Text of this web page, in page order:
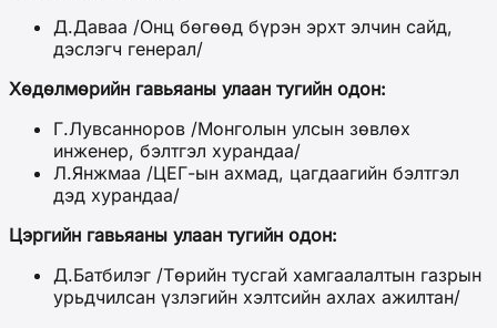
Д.Даваа /Онц бөгөөд бүрэн эрхт элчин сайд,
дэслэгч генерал/
Хөдөлмөрийн гавьяаны улаан тугийн одон:
Г.Лувсанноров /Монголын улсын зөвлөх
инженер, бэлтгэл хурандаа/
Л.Янжмаа /ЦЕГ-ын ахмад, цагдаагийн бэлтгэл
дэд хурандаа/
Цэргийн гавьяаны улаан тугийн одон:
Д.Батбилэг /Төрийн тусгай хамгаалалтын газрын
урьдчилсан үзлэгийн хэлтсийн ахлах ажилтан/